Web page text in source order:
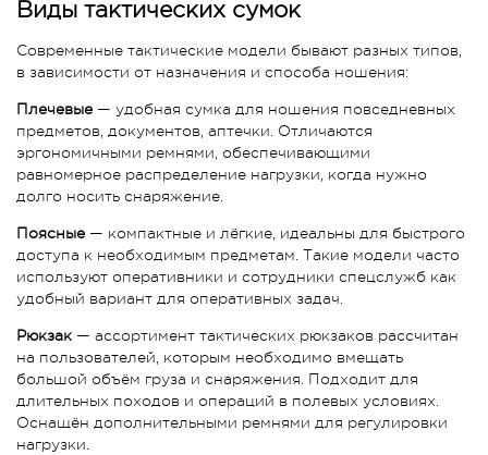
Виды тактических сумок
Современные тактические модели бывают разных типов,
в зависимости от назначения и способа ношения:
Плечевые — удобная сумка для ношения повседневных
предметов, документов, аптечки. Отличаются
эргономичными ремнями, обеспечивающими
равномерное распределение нагрузки, когда нужно
долго носить снаряжение.
Поясные — компактные и лёгкие, идеальны для быстрого
доступа к необходимым предметам. Такие модели часто
используют оперативники и сотрудники спецслужб как
удобный вариант для оперативных задач.
Рюкзак — ассортимент тактических рюкзаков рассчитан
на пользователей, которым необходимо вмещать
большой объём груза и снаряжения. Подходит для
длительных походов и операций в полевых условиях.
Оснащён дополнительными ремнями для регулировки
нагрузки.